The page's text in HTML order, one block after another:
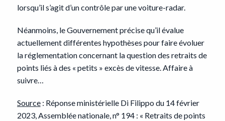
lorsqu’il s’agit d’un contrôle par une voiture-radar.
Néanmoins, le Gouvernement précise qu’il évalue
actuellement différentes hypothèses pour faire évoluer
la réglementation concernant la question des retraits de
points liés à des « petits » excès de vitesse. Affaire à
suivre…
Source: Réponse ministérielle Di Filippo du 14 février
2023, Assemblée nationale, n° 194 : « Retraits de points